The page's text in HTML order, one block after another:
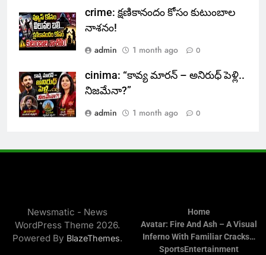
crime: క్షణికానందం కోసం కుటుంబాల
నాశనం!
admin
1 month ago 0
cinima: “కావ్య మారన్ – అనిరుధ్ పెళ్లి..
నిజమేనా?”
admin
1 month ago 0
Newsmatic - News
WordPress Theme 2026.
Powered By BlazeThemes.
Home
Avatar: Fire And Ash – A Visual
Inferno With Familiar Cracks…
SportsEntertainment